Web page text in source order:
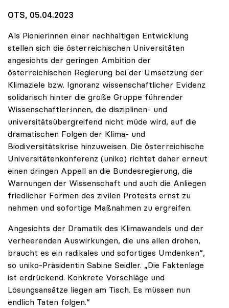
OTS, 05.04.2023
Als Pionierinnen einer nachhaltigen Entwicklung
stellen sich die österreichischen Universitäten
angesichts der geringen Ambition der
österreichischen Regierung bei der Umsetzung der
Klimaziele bzw. Ignoranz wissenschaftlicher Evidenz
solidarisch hinter die große Gruppe führender
Wissenschaftler:innen, die disziplinen- und
universitätsübergreifend nicht müde wird, auf die
dramatischen Folgen der Klima- und
Biodiversitätskrise hinzuweisen. Die österreichische
Universitätenkonferenz (uniko) richtet daher erneut
einen dringen Appell an die Bundesregierung, die
Warnungen der Wissenschaft und auch die Anliegen
friedlicher Formen des zivilen Protests ernst zu
nehmen und sofortige Maßnahmen zu ergreifen.
Angesichts der Dramatik des Klimawandels und der
verheerenden Auswirkungen, die uns allen drohen,
braucht es ein radikales und sofortiges Umdenken“,
so uniko-Präsidentin Sabine Seidler. „Die Faktenlage
ist erdrückend. Konkrete Vorschläge und
Lösungsansätze liegen am Tisch. Es müssen nun
endlich Taten folgen.“